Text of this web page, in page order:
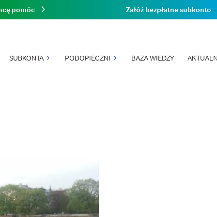
SUBKONTA PODOPIECZNI BAZA WIEDZY
pomóc Załóż bezpłatne subkonto